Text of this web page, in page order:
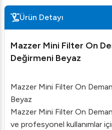
Ürün Detayı
Mazzer Mini Filter On
Değirmeni Beyaz
Mazzer Mini Filter On
Beyaz
Mazzer Mini Filter On
ve profesyonel kullanımlar